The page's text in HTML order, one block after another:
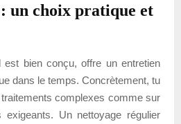
un choix pratique et
est bien conçu, offre un entretien
dans le temps. Concrètement, tu
complexes comme sur
exigeants. Un nettoyage régulier